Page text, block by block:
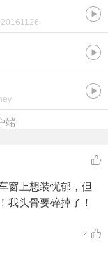
端
窗上想装忧郁，但
我头骨要碎掉了！
2